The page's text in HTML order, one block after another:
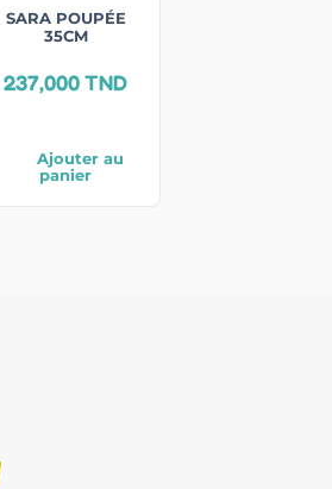
SARA POUPÉE
35CM
237,000TND
Ajouter au
panier